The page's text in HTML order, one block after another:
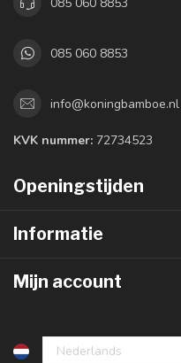
085 060 8853
info@koningbamboe.nl
KVK nummer: 72734523
Openingstijden
Informatie
Mijn account